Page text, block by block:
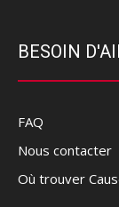
BESOIN
FAQ
Nous contacter
Où trouver